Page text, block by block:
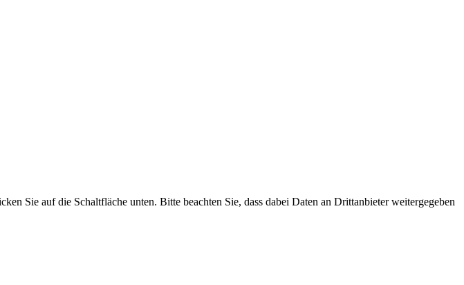
Sie auf die Schaltfläche unten. Bitte beachten Sie, dass dabei Daten an Drittanbieter weitergegeben